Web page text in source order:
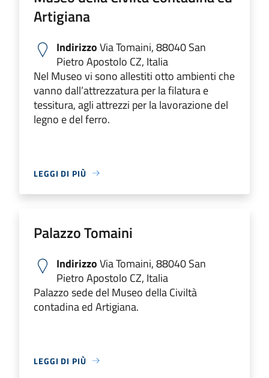
Artigiana
IndirizzoVia Tomaini, 88040 San
Pietro Apostolo CZ, Italia
Nel Museo vi sono allestiti otto ambienti che
vanno dall’attrezzatura per la filatura e
tessitura, agli attrezzi per la lavorazione del
legno e del ferro.
LEGGI DI PIÙ
Palazzo Tomaini
IndirizzoVia Tomaini, 88040 San
Pietro Apostolo CZ, Italia
Palazzo sede del Museo della Civiltà
contadina ed Artigiana.
LEGGI DI PIÙ